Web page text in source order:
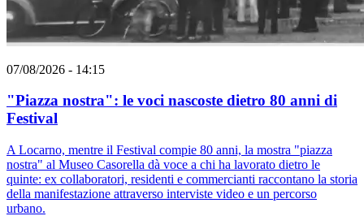
07/08/2026 - 14:15
"Piazza nostra": le voci nascoste dietro 80 anni di
Festival
A Locarno, mentre il Festival compie 80 anni, la mostra "piazza
nostra" al Museo Casorella dà voce a chi ha lavorato dietro le
quinte: ex collaboratori, residenti e commercianti raccontano la storia
della manifestazione attraverso interviste video e un percorso
urbano.